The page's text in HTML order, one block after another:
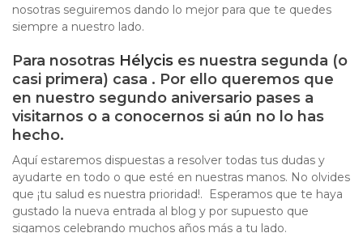
nosotras seguiremos dando lo mejor para que te quedes
siempre a nuestro lado.
Para nosotras Hélycis es nuestra segunda (o
casi primera) casa . Por ello queremos que
en nuestro segundo aniversario pases a
visitarnos o a conocernos si aún no lo has
hecho.
Aquí estaremos dispuestas a resolver todas tus dudas y
ayudarte en todo o que esté en nuestras manos. No olvides
que ¡tu salud es nuestra prioridad!. Esperamos que te haya
gustado la nueva entrada al blog y por supuesto que
sigamos celebrando muchos años más a tu lado.